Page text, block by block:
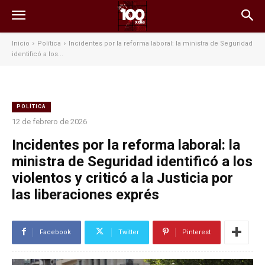
Inicio Política
Incidentes por la reforma laboral: la ministra de Seguridad
identificó a los...
POLÍTICA
12 de febrero de 2026
Incidentes por la reforma laboral: la
ministra de Seguridad identificó a los
violentos y criticó a la Justicia por
las liberaciones exprés
Facebook Twitter Pinterest